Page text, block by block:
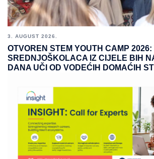
3. AUGUST 2026.
OTVOREN STEM YOUTH CAMP 2026:
SREDNJOŠKOLACA IZ CIJELE BIH
DANA UČI OD VODEĆIH DOMAĆIH